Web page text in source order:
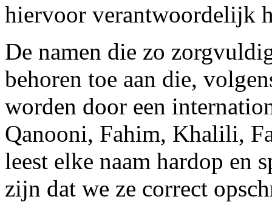
hiervoor verantwoordelijk
De namen die zo
behoren toe aan die,
worden door een
Qanooni, Fahim, Khalili,
leest elke naam hardop en
zijn dat we ze correct